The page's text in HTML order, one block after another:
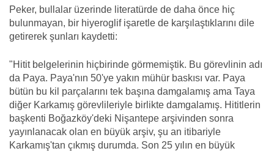
Peker, bullalar üzerinde literatürde de daha önce hiç
bulunmayan, bir hiyeroglif işaretle de karşılaştıklarını dile
getirerek şunları kaydetti:
"Hitit belgelerinin hiçbirinde görmemiştik. Bu görevlinin adı
da Paya. Paya'nın 50'ye yakın mühür baskısı var. Paya
bütün bu kil parçalarını tek başına damgalamış ama Taya
diğer Karkamış görevlileriyle birlikte damgalamış. Hititlerin
başkenti Boğazköy'deki Nişantepe arşivinden sonra
yayınlanacak olan en büyük arşiv, şu an itibariyle
Karkamış'tan çıkmış durumda. Son 25 yılın en büyük